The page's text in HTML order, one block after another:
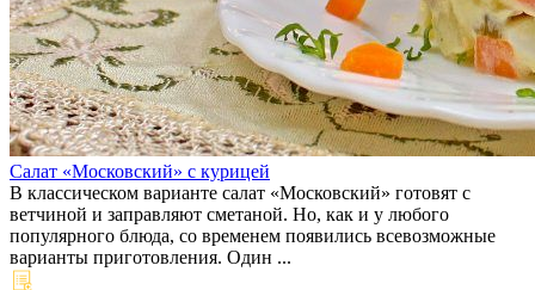
Салат «Московский» с курицей
В классическом варианте салат «Московский» готовят с
ветчиной и заправляют сметаной. Но, как и у любого
популярного блюда, со временем появились всевозможные
варианты приготовления. Один ...